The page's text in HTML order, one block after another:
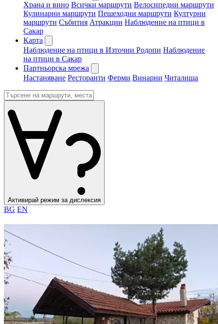
Храна и вино Всички маршрути Велосипедни маршрути
Кулинарни маршрути Пешеходни маршрути Културни
маршрути Събития Атракции Наблюдение на птици в
Сакар
Карта
Наблюдение на птици в Източни Родопи Наблюдение
на птици в Сакар
Партньорска мрежа
Настаняване Ресторанти Ферми Винарни Читалища
Активирай режим за дислексия
BG EN